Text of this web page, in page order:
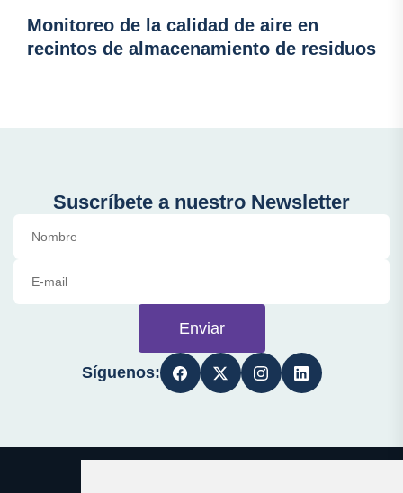
Monitoreo de la calidad de aire en
recintos de almacenamiento de residuos
Suscríbete a nuestro Newsletter
Enviar
Síguenos: